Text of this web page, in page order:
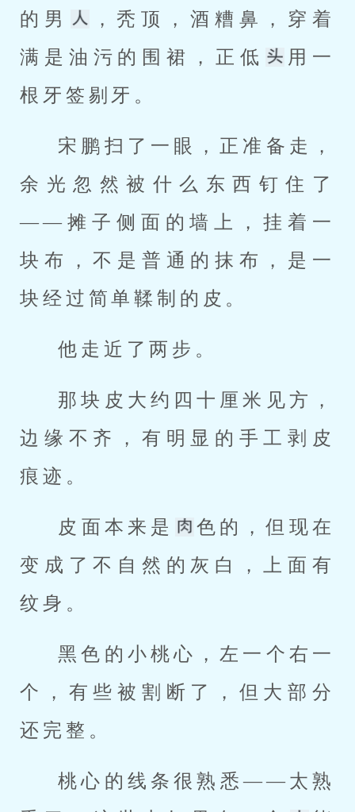
的男
，秃顶，酒糟鼻，穿着
满是油污的围裙，正低
用一
根牙签剔牙。
宋鹏扫了一眼，正准备走，
余光忽然被什么东西钉住了
——摊子侧面的墙上，挂着一
块布，不是普通的抹布，是一
块经过简单鞣制的皮。
他走近了两步。
那块皮大约四十厘米见方，
边缘不齐，有明显的手工剥皮
痕迹。
皮面本来是
色的，但现在
变成了不自然的灰白，上面有
纹身。
黑色的小桃心，左一个右一
个，有些被割断了，但大部分
还完整。
桃心的线条很熟悉——太熟